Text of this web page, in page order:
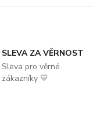
SLEVA ZA VĚRNOST
Sleva pro věrné
zákazníky 💛